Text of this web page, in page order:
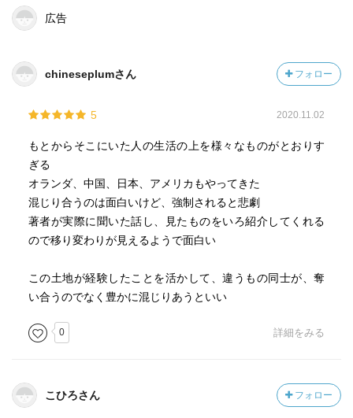
広告
chineseplumさん フォロー
5 2020.11.02
もとからそこにいた人の生活の上を様々なものがとおりす
ぎる
オランダ、中国、日本、アメリカもやってきた
混じり合うのは面白いけど、強制されると悲劇
著者が実際に聞いた話し、見たものをいろ紹介してくれる
ので移り変わりが見えるようで面白い
この土地が経験したことを活かして、違うもの同士が、奪
い合うのでなく豊かに混じりあうといい
0 詳細をみる
こひろさん フォロー